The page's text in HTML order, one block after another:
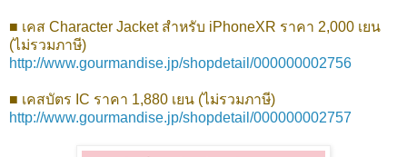
■ เคส Character Jacket สำหรับ iPhoneXR ราคา 2,000 เยน
(ไม่รวมภาษี)
http://www.gourmandise.jp/shopdetail/000000002756
■ เคสบัตร IC ราคา 1,880 เยน (ไม่รวมภาษี)
http://www.gourmandise.jp/shopdetail/000000002757